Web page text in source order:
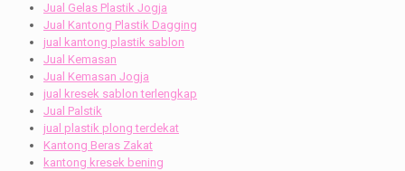
Jual Gelas Plastik Jogja
Jual Kantong Plastik Dagging
jual kantong plastik sablon
Jual Kemasan
Jual Kemasan Jogja
jual kresek sablon terlengkap
Jual Palstik
jual plastik plong terdekat
Kantong Beras Zakat
kantong kresek bening